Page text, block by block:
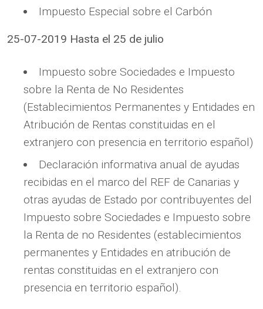
Impuesto Especial sobre el Carbón
25-07-2019 Hasta el 25 de julio
Impuesto sobre Sociedades e Impuesto
sobre la Renta de No Residentes
(Establecimientos Permanentes y Entidades en
Atribución de Rentas constituidas en el
extranjero con presencia en territorio español)
Declaración informativa anual de ayudas
recibidas en el marco del REF de Canarias y
otras ayudas de Estado por contribuyentes del
Impuesto sobre Sociedades e Impuesto sobre
la Renta de no Residentes (establecimientos
permanentes y Entidades en atribución de
rentas constituidas en el extranjero con
presencia en territorio español).